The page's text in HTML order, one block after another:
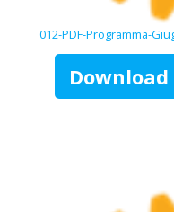
012-PDF-Programma-
Download